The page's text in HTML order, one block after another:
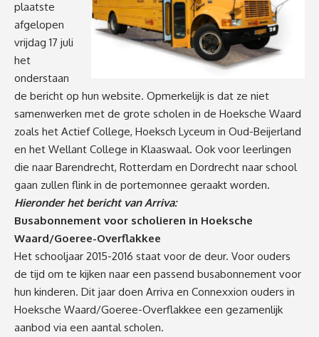
plaatste
afgelopen
vrijdag 17 juli
het
onderstaan
de bericht op hun website. Opmerkelijk is dat ze niet
samenwerken met de grote scholen in de Hoeksche Waard
zoals het Actief College, Hoeksch Lyceum in Oud-Beijerland
en het Wellant College in Klaaswaal. Ook voor leerlingen
die naar Barendrecht, Rotterdam en Dordrecht naar school
gaan zullen flink in de portemonnee geraakt worden.
Hieronder het bericht van Arriva:
Busabonnement voor scholieren in Hoeksche
Waard/Goeree-Overflakkee
Het schooljaar 2015-2016 staat voor de deur. Voor ouders
de tijd om te kijken naar een passend busabonnement voor
hun kinderen. Dit jaar doen Arriva en Connexxion ouders in
Hoeksche Waard/Goeree-Overflakkee een gezamenlijk
aanbod via een aantal scholen.